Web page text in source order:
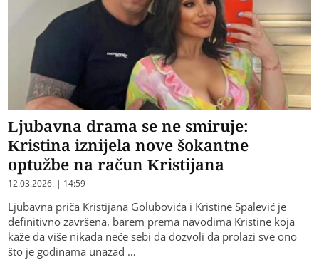
Ljubavna drama se ne smiruje:
Kristina iznijela nove šokantne
optužbe na račun Kristijana
12.03.2026. | 14:59
Ljubavna priča Kristijana Golubovića i Kristine Spalević je
definitivno završena, barem prema navodima Kristine koja
kaže da više nikada neće sebi da dozvoli da prolazi sve ono
što je godinama unazad …